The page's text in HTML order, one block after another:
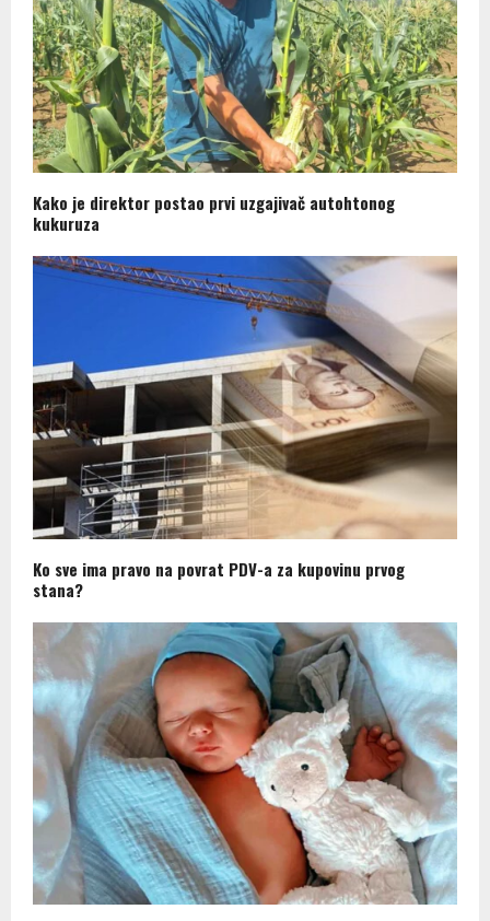
Kako je direktor postao prvi uzgajivač autohtonog
kukuruza
Ko sve ima pravo na povrat PDV-a za kupovinu prvog
stana?